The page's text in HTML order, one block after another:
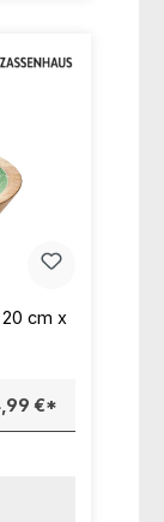
20 cm x
€*